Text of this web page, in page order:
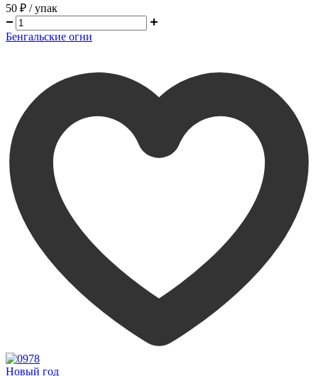
50 ₽ / упак
Бенгальские огни
Новый год